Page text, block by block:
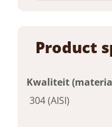
Product
Kwaliteit
304 (AISI)